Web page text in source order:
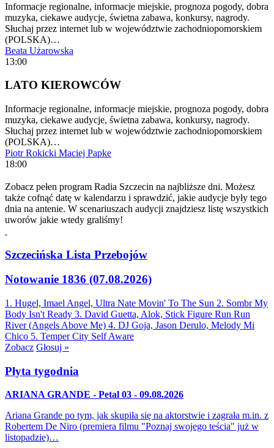
Informacje regionalne, informacje miejskie, prognoza pogody, dobra
muzyka, ciekawe audycje, świetna zabawa, konkursy, nagrody.
Słuchaj przez internet lub w województwie zachodniopomorskiem
(POLSKA)…
Beata Użarowska
13:00
LATO KIEROWCÓW
Informacje regionalne, informacje miejskie, prognoza pogody, dobra
muzyka, ciekawe audycje, świetna zabawa, konkursy, nagrody.
Słuchaj przez internet lub w województwie zachodniopomorskiem
(POLSKA)…
Piotr Rokicki Maciej Papke
18:00
Zobacz pełen program Radia Szczecin na najbliższe dni. Możesz
także cofnąć datę w kalendarzu i sprawdzić, jakie audycje były tego
dnia na antenie. W scenariuszach audycji znajdziesz listę wszystkich
uworów jakie wtedy graliśmy!
Szczecińska Lista Przebojów
Notowanie 1836 (07.08.2026)
1. Hugel, Imael Angel, Ultra Nate Movin' To The Sun 2. Sombr My
Body Isn't Ready 3. David Guetta, Alok, Stick Figure Run Run
River (Angels Above Me) 4. DJ Goja, Jason Derulo, Melody Mi
Chico 5. Temper City Self Aware
Zobacz Głosuj »
Płyta tygodnia
ARIANA GRANDE - Petal 03 - 09.08.2026
Ariana Grande po tym, jak skupiła się na aktorstwie i zagrała m.in. z
Robertem De Niro (premiera filmu "Poznaj swojego teścia" już w
listopadzie)…